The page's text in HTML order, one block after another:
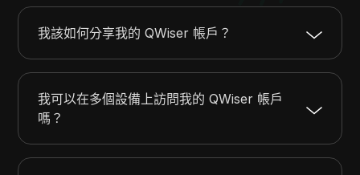
我該如何分享我的 QWiser 帳戶？
我可以在多個設備上訪問我的 QWiser 帳戶
嗎？